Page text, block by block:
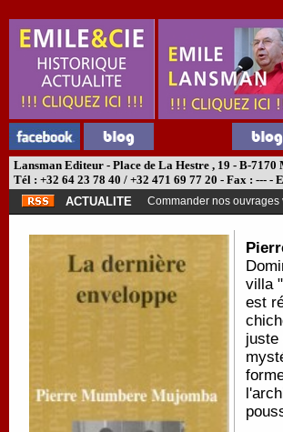
Lansman Editeur - Place de La Hestre , 19 - B-7170
Tél : +32 64 23 78 40 / +32 471 69 77 20 - Fax : --- -
ACTUALITE
Commander nos ouvrages
villa
est
juste